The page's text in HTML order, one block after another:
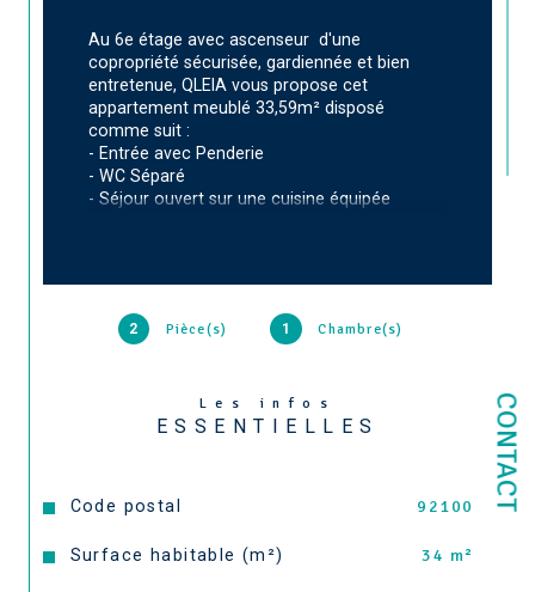
CONTACT
2 Pièce(s) 1 Chambre(s)
Les infos
ESSENTIELLES
Caractéristiques Valeurs
Code postal 92100
Surface habitable (m²) 34 m²
Au 6e étage avec ascenseur  d'une
copropriété sécurisée, gardiennée et bien
entretenue, QLEIA vous propose cet
appartement meublé 33,59m² disposé
comme suit :
- Entrée avec Penderie
- WC Séparé
- Séjour ouvert sur une cuisine équipée
collectif compris dans les charges. En outre
une cave propre complète le bien.  Disponible
Conditions de visite : renseignements de
candidature à envoyer au préalable
Honoraires de location : 504€ (barème loi